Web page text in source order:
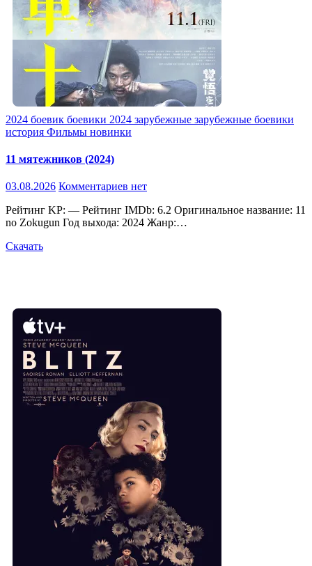
2024 боевик боевики 2024 зарубежные зарубежные боевики
история Фильмы новинки
11 мятежников (2024)
03.08.2026 Комментариев нет
Рейтинг KP: — Рейтинг IMDb: 6.2 Оригинальное название: 11
no Zokugun Год выхода: 2024 Жанр:…
Скачать